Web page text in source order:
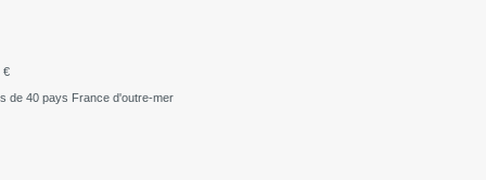
€
de 40 pays France d'outre-mer